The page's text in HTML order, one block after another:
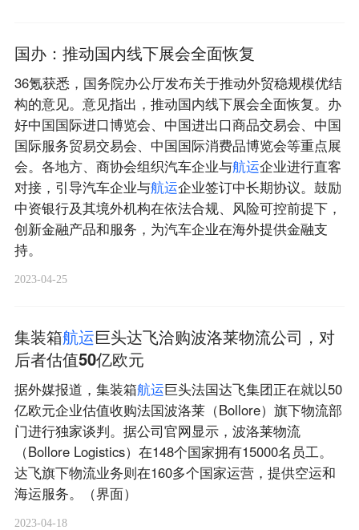
国办：推动国内线下展会全面恢复
36氪获悉，国务院办公厅发布关于推动外贸稳规模优结
构的意见。意见指出，推动国内线下展会全面恢复。办
好中国国际进口博览会、中国进出口商品交易会、中国
国际服务贸易交易会、中国国际消费品博览会等重点展
会。各地方、商协会组织汽车企业与航运企业进行直客
对接，引导汽车企业与航运企业签订中长期协议。鼓励
中资银行及其境外机构在依法合规、风险可控前提下，
创新金融产品和服务，为汽车企业在海外提供金融支
持。
2023-04-25
集装箱航运巨头达飞洽购波洛莱物流公司，对
后者估值50亿欧元
据外媒报道，集装箱航运巨头法国达飞集团正在就以50
亿欧元企业估值收购法国波洛莱（Bollore）旗下物流部
门进行独家谈判。据公司官网显示，波洛莱物流
（Bollore Logistics）在148个国家拥有15000名员工。
达飞旗下物流业务则在160多个国家运营，提供空运和
海运服务。（界面）
2023-04-18